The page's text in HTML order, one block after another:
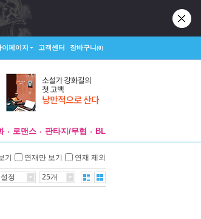
이페이지 고객센터 장바구니(0)
로맨스 판타지/무협 BL
기 연재만 보기 연재 제외
정 25개